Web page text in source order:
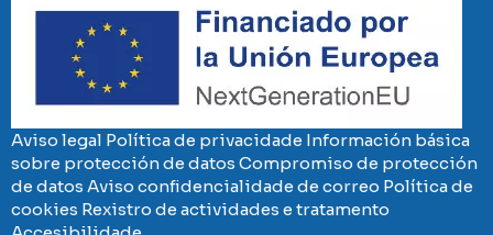
Aviso legal Política de privacidade Información básica
sobre protección de datos Compromiso de protección
de datos Aviso confidencialidade de correo Política de
cookies Rexistro de actividades e tratamento